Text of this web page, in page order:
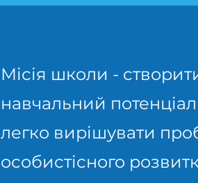
Місія школи -
навчальний
легко вирішувати
особистісного